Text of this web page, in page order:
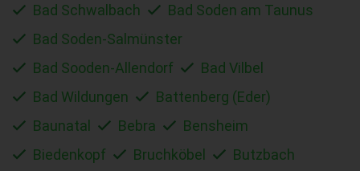
Bad Schwalbach
Bad Soden am Taunus
Bad Soden-Salmünster
Bad Sooden-Allendorf
Bad Vilbel
Bad Wildungen
Battenberg (Eder)
Baunatal
Bebra
Bensheim
Biedenkopf
Bruchköbel
Butzbach